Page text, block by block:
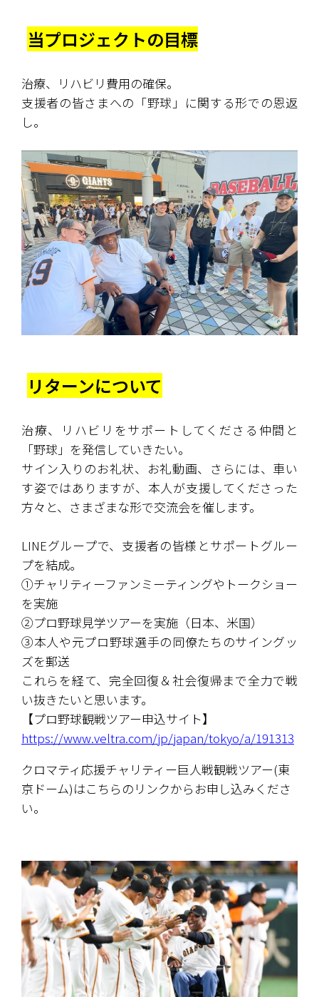
当プロジェクトの目標
治療、リハビリ費用の確保。
支援者の皆さまへの「野球」に関する形での恩返
し。
リターンについて
治療、リハビリをサポートしてくださる仲間と
「野球」を発信していきたい。
サイン入りのお礼状、お礼動画、さらには、車い
す姿ではありますが、本人が支援してくださった
方々と、さまざまな形で交流会を催します。
LINEグループで、支援者の皆様とサポートグルー
プを結成。
①チャリティーファンミーティングやトークショー
を実施
②プロ野球見学ツアーを実施（日本、米国）
③本人や元プロ野球選手の同僚たちのサイングッ
ズを郵送
これらを経て、完全回復＆社会復帰まで全力で戦
い抜きたいと思います。
【プロ野球観戦ツアー申込サイト】
https://www.veltra.com/jp/japan/tokyo/a/191313
クロマティ応援チャリティー巨人戦観戦ツアー(東
京ドーム)はこちらのリンクからお申し込みくださ
い。